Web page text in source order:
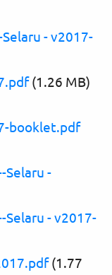
- v2017-
(1.26 MB)
booklet.pdf
Selaru -
Selaru - v2017-
(1.77